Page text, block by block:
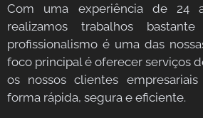
Com uma experiência de 24
realizamos trabalhos
profissionalismo é uma das
foco principal é oferecer serviços
os nossos clientes
forma rápida, segura e eficiente.